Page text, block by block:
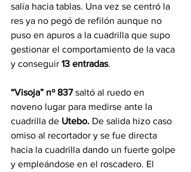
salía hacia tablas. Una vez se centró la
res ya no pegó de refilón aunque no
puso en apuros a la cuadrilla que supo
gestionar el comportamiento de la vaca
y conseguir 13 entradas.
“Visoja” nº 837 saltó al ruedo en
noveno lugar para medirse ante la
cuadrilla de Utebo. De salida hizo caso
omiso al recortador y se fue directa
hacia la cuadrilla dando un fuerte golpe
y empleándose en el roscadero. El